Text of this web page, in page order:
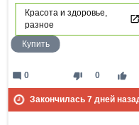
Красота и здоровье,
разное
Купить
thumb_down 0 thumb_up
mode_comment 0
Закончилась 7дней